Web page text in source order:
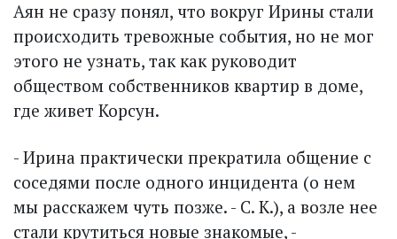
Аян не сразу понял, что вокруг Ирины стали
происходить тревожные события, но не мог
этого не узнать, так как руководит
обществом собственников квартир в доме,
где живет Корсун.
- Ирина практически прекратила общение с
соседями после одного инцидента (о нем
мы расскажем чуть позже. - С. К.), а возле нее
стали крутиться новые знакомые, -